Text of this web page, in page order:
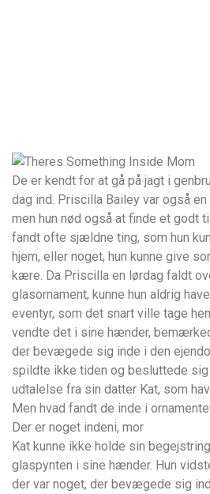
De er kendt for at gå på jagt i
dag ind. Priscilla Bailey var også
men hun nød også at finde et godt
fandt ofte sjældne ting, som hun
hjem, eller noget, hun kunne give
kære. Da Priscilla en lørdag faldt
glasornament, kunne hun aldrig
eventyr, som det snart ville tage
vendte det i sine hænder,
der bevægede sig inde i den
spildte ikke tiden og besluttede sig
udtalelse fra sin datter Kat, som
Men hvad fandt de inde i
Der er noget indeni, mor
Kat kunne ikke holde sin
glaspynten i sine hænder. Hun
der var noget, der bevægede sig